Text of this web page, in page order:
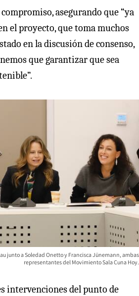
asegurando que “ya
el proyecto, que toma muchos
en la discusión de consenso,
que garantizar que sea
junto a Soledad Onetto y Francisca Jünemann, ambas
representantes del Movimiento Sala Cuna Hoy.
intervenciones del punto de